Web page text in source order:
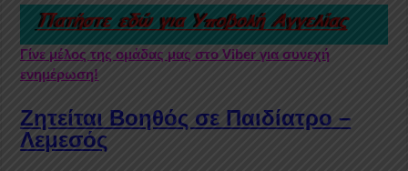
Γίνε μέλος της ομάδας μας στο Viber για συνεχή
ενημέρωση!
Ζητείται Βοηθός σε Παιδίατρο –
Λεμεσός